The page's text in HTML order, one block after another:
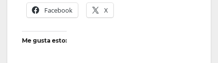
Facebook X
Me gusta esto: